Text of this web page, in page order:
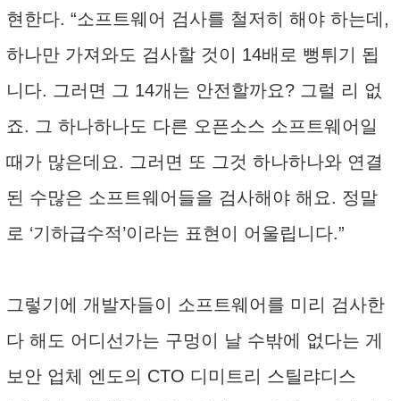
현한다. “소프트웨어 검사를 철저히 해야 하는데,
하나만 가져와도 검사할 것이 14배로 뻥튀기 됩
니다. 그러면 그 14개는 안전할까요? 그럴 리 없
죠. 그 하나하나도 다른 오픈소스 소프트웨어일
때가 많은데요. 그러면 또 그것 하나하나와 연결
된 수많은 소프트웨어들을 검사해야 해요. 정말
로 ‘기하급수적’이라는 표현이 어울립니다.”
그렇기에 개발자들이 소프트웨어를 미리 검사한
다 해도 어디선가는 구멍이 날 수밖에 없다는 게
보안 업체 엔도의 CTO 디미트리 스틸랴디스